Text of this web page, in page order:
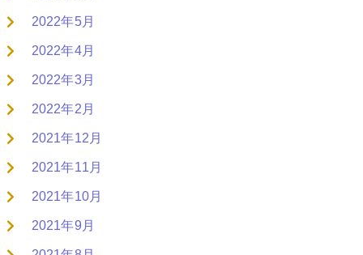
2022年5月
2022年4月
2022年3月
2022年2月
2021年12月
2021年11月
2021年10月
2021年9月